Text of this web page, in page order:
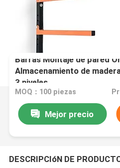
Barras Montaje de pared
Almacenamiento de
3 niveles
MOQ：100 piezas
Mejor precio
DESCRIPCIóN DE